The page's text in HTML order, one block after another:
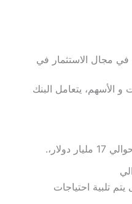
مجال الاستثمار في
الأسهم، يتعامل البنك
تلبية احتياجات